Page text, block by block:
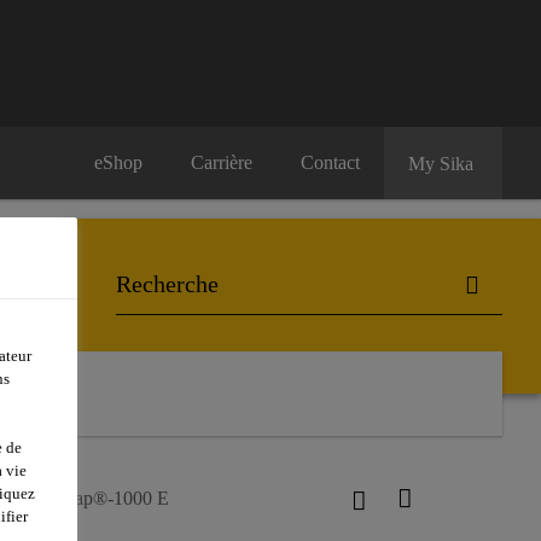
eShop Carrière Contact My Sika
Sarnavap®-1000 E
de
vie